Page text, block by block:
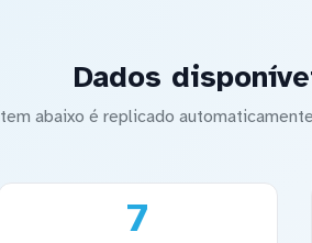
Dados
abaixo é replicado
7